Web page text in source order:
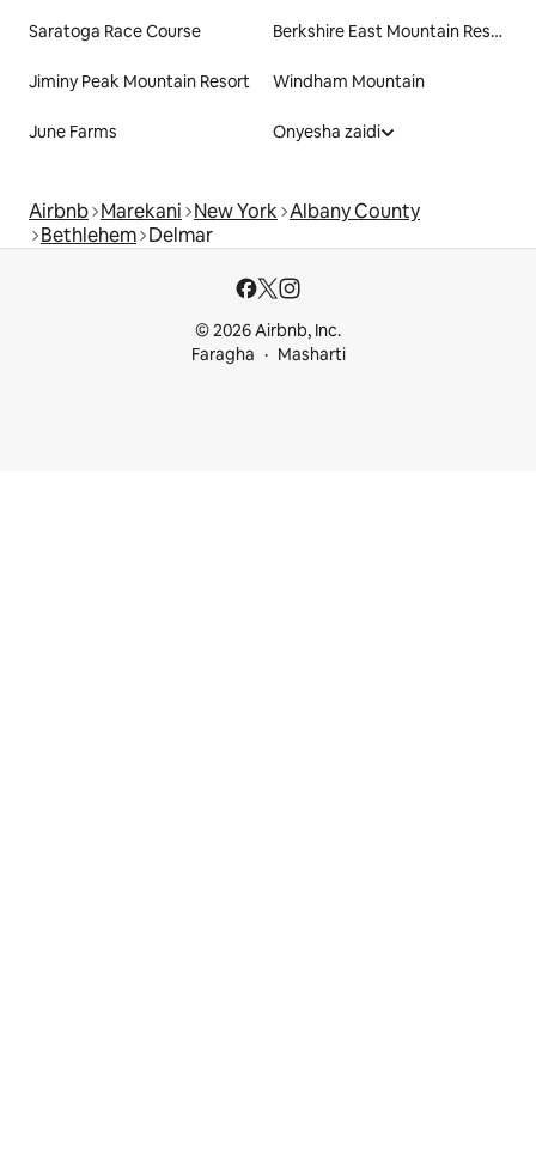
Saratoga Race Course Berkshire East Mountain Resort
Jiminy Peak Mountain Resort Windham Mountain
June Farms Onyesha zaidi
Airbnb Marekani New York Albany County
Bethlehem Delmar
© 2026 Airbnb, Inc.
Faragha
Masharti